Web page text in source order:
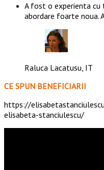
A fost o experienta cu
abordare foarte noua.
Raluca Lacatusu, IT
CE SPUN BENEFICIARII
https://
elisabeta-stanciulescu/